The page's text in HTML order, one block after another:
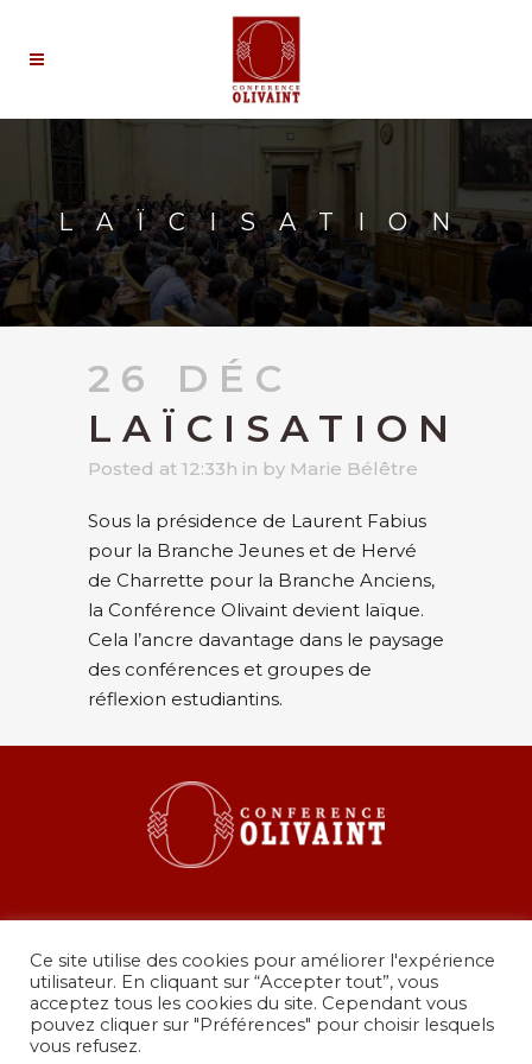
LAÏCISATION
26 DÉC
LAÏCISATION
Posted at 12:33h in by Marie Bélêtre
Sous la présidence de Laurent Fabius
pour la Branche Jeunes et de Hervé
de Charrette pour la Branche Anciens,
la Conférence Olivaint devient laïque.
Cela l’ancre davantage dans le paysage
des conférences et groupes de
réflexion estudiantins.
36 rue de Grenelle, 75007 Paris
Ce site utilise des cookies pour améliorer l'expérience
utilisateur. En cliquant sur “Accepter tout”, vous
acceptez tous les cookies du site. Cependant vous
pouvez cliquer sur "Préférences" pour choisir lesquels
vous refusez.